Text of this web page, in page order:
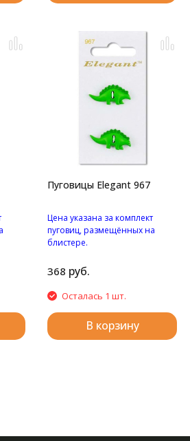
Пуговицы Elegant 967
Цена указана за комплект
пуговиц, размещённых на
блистере.
двумя отверстиями.
368 руб.
Осталась 1 шт.
В корзину